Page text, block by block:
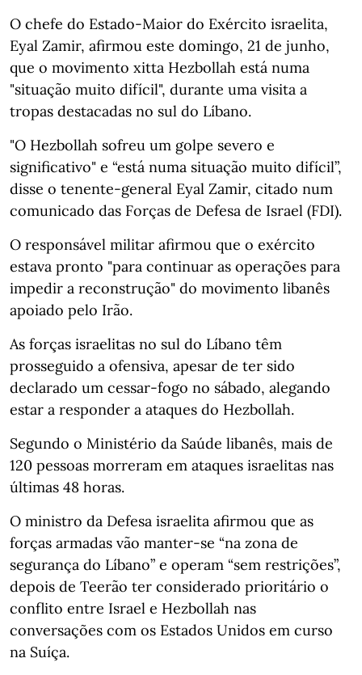
O chefe do Estado-Maior do Exército israelita,
Eyal Zamir, afirmou este domingo, 21 de junho,
que o movimento xitta Hezbollah está numa
"situação muito difícil", durante uma visita a
tropas destacadas no sul do Líbano.
"O Hezbollah sofreu um golpe severo e
significativo" e “está numa situação muito difícil”,
disse o tenente-general Eyal Zamir, citado num
comunicado das Forças de Defesa de Israel (FDI).
O responsável militar afirmou que o exército
estava pronto "para continuar as operações para
impedir a reconstrução" do movimento libanês
apoiado pelo Irão.
As forças israelitas no sul do Líbano têm
prosseguido a ofensiva, apesar de ter sido
declarado um cessar-fogo no sábado, alegando
estar a responder a ataques do Hezbollah.
Segundo o Ministério da Saúde libanês, mais de
120 pessoas morreram em ataques israelitas nas
últimas 48 horas.
O ministro da Defesa israelita afirmou que as
forças armadas vão manter-se “na zona de
segurança do Líbano” e operam “sem restrições”,
depois de Teerão ter considerado prioritário o
conflito entre Israel e Hezbollah nas
conversações com os Estados Unidos em curso
na Suíça.